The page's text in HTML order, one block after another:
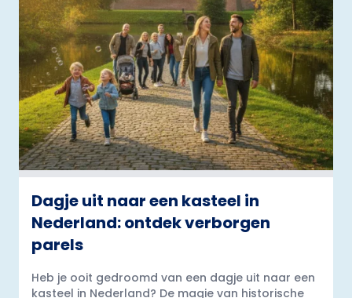
Dagje uit naar een kasteel in
Nederland: ontdek verborgen
parels
Heb je ooit gedroomd van een dagje uit naar een
kasteel in Nederland? De magie van historische